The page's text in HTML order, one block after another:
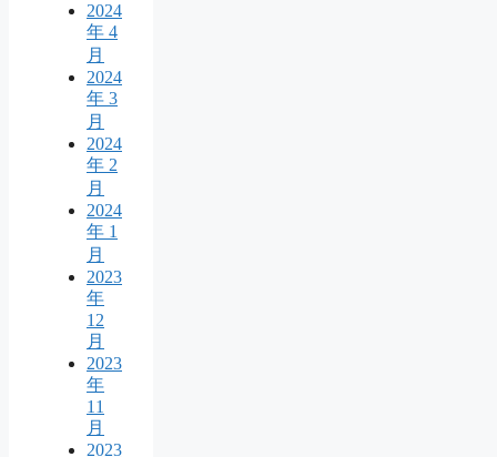
2024
年 4
月
2024
年 3
月
2024
年 2
月
2024
年 1
月
2023
年
12
月
2023
年
11
月
2023